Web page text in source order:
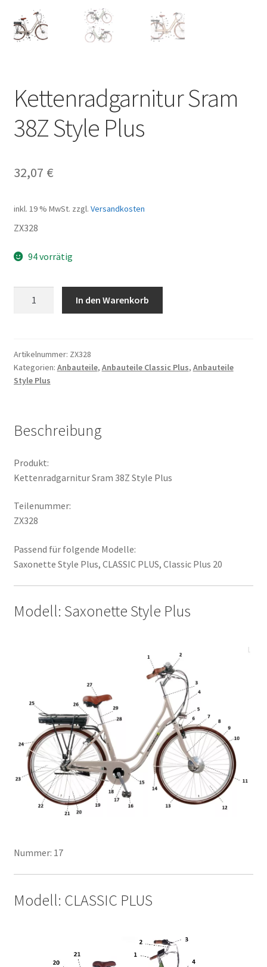
Kettenradgarnitur Sram
38Z Style Plus
32,07 €
inkl. 19 % MwSt. zzgl. Versandkosten
ZX328
94 vorrätig
Plus
Menge
In den Warenkorb
Artikelnummer: ZX328
Kategorien: Anbauteile, Anbauteile Classic Plus, Anbauteile
Style Plus
Beschreibung
Produkt:
Kettenradgarnitur Sram 38Z Style Plus
Teilenummer:
ZX328
Passend für folgende Modelle:
Saxonette Style Plus, CLASSIC PLUS, Classic Plus 20
Modell: Saxonette Style Plus
Nummer: 17
Modell: CLASSIC PLUS